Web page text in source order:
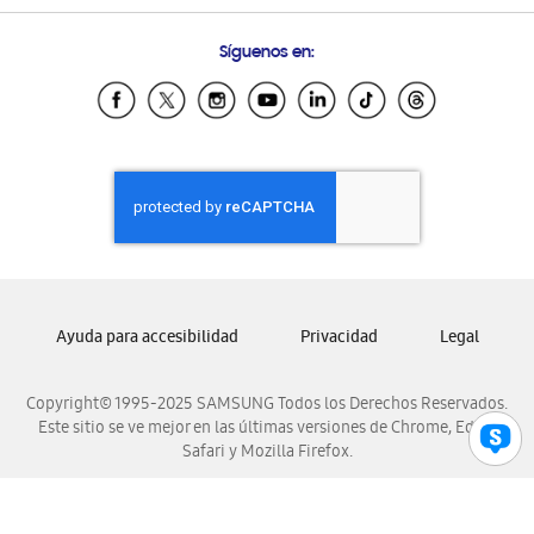
Samsung Ecuador
Samsung El Salvador
Samsung Honduras
Samsung Nicaragua
Samsung Panamá
Samsung Venezuela
Síguenos en:
Copyright© 1995-2025 SAMSUNG Todos los Derechos Reservados.
Este sitio se ve mejor en las últimas versiones de Chrome, Edge,
Safari y Mozilla Firefox.
Ayuda para accesibilidad Privacidad Legal